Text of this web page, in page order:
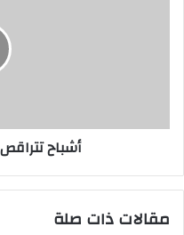
توجيهات
الوزراء
أشباح
مقالات ذات صلة